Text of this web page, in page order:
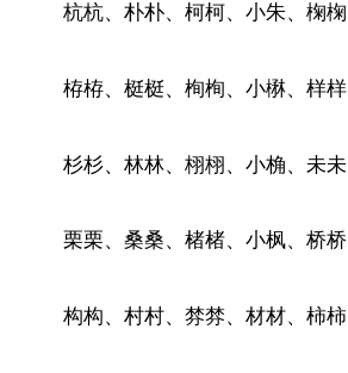
杭杭、朴朴、柯柯、小朱、椈椈
栫栫、梃梃、栒栒、小楙、样样
杉杉、林林、栩栩、小桷、未未
栗栗、桑桑、楮楮、小枫、桥桥
构构、村村、棼棼、材材、柿柿